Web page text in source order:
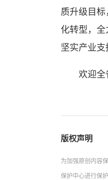
质升级目
化转型，
坚实产业支
欢迎全
版权声明
为加强原创内容
保护中心进行保